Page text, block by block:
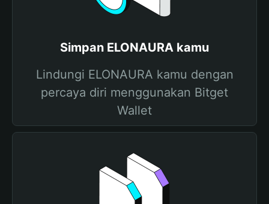
Simpan ELONAURA kamu
Lindungi ELONAURA kamu dengan
percaya diri menggunakan Bitget
Wallet